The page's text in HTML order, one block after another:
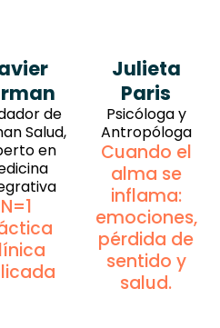
de
Salud,
en
N=1
Julieta
Paris
Psicóloga y
Antropóloga
Cuando el
alma se
inflama:
emociones,
pérdida de
sentido y
salud.